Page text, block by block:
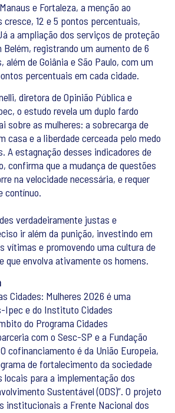
e Fortaleza, a menção ao
cresce, 12 e 5 pontos percentuais,
a ampliação dos serviços de proteção
Belém, registrando um aumento de 6
de Goiânia e São Paulo, com um
percentuais em cada cidade.
diretora de Opinião Pública e
o estudo revela um duplo fardo
sobre as mulheres: a sobrecarga de
casa e a liberdade cerceada pelo medo
A estagnação desses indicadores de
confirma que a mudança de questões
na velocidade necessária, e requer
contínuo.
verdadeiramente justas e
ir além da punição, investindo em
vítimas e promovendo uma cultura de
que envolva ativamente os homens.
Cidades: Mulheres 2026 é uma
Ipec e do Instituto Cidades
do Programa Cidades
com o Sesc-SP e a Fundação
cofinanciamento é da União Europeia,
de fortalecimento da sociedade
locais para a implementação dos
Sustentável (ODS)”. O projeto
institucionais a Frente Nacional dos